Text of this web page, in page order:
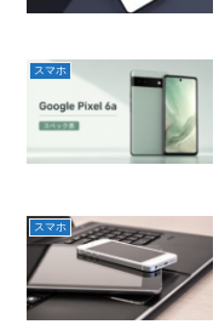
スマホ
スマホ